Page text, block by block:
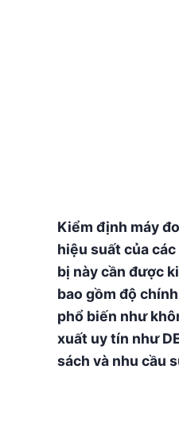
Kiểm định máy
hiệu suất của
bị này cần được
bao gồm độ
phổ biến như
xuất uy tín như
sách và nhu cầu